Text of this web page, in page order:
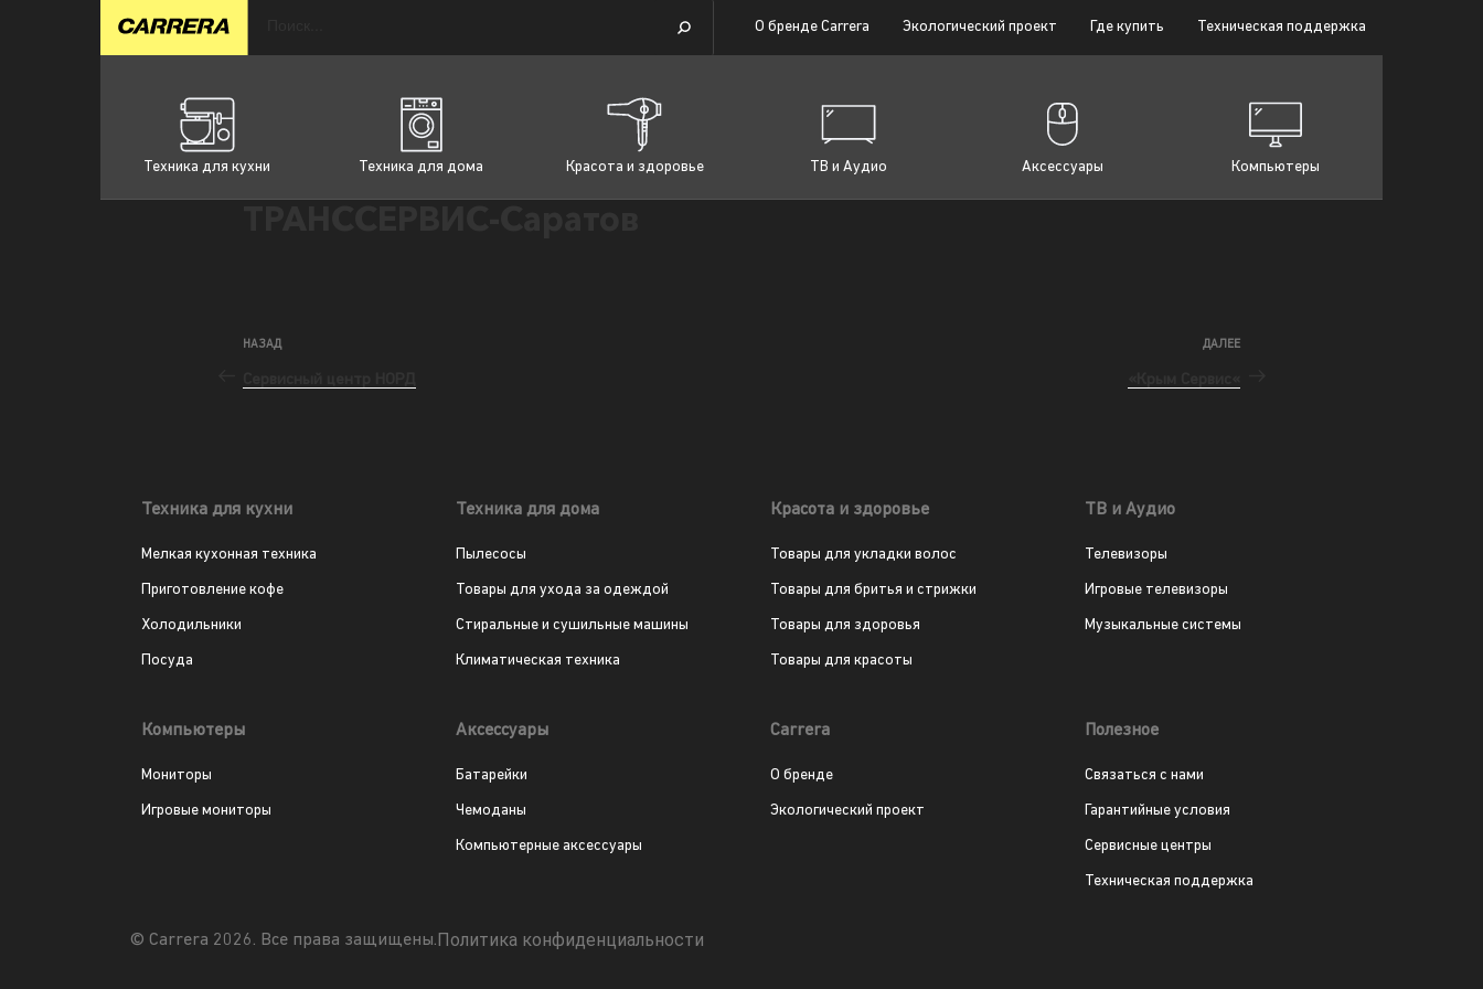
О бренде Carrera Экологический проект Где купить Техническая поддержка
Техника для кухни Техника для дома Красота и здоровье ТВ и Аудио Аксессуары Компьютеры
НАЗАД ДАЛЕЕ
Техника для кухни
Мелкая кухонная техника
Приготовление кофе
Холодильники
Посуда
Техника для дома
Пылесосы
Товары для ухода за одеждой
Стиральные и сушильные машины
Климатическая техника
Красота и здоровье
Товары для укладки волос
Товары для бритья и стрижки
Товары для здоровья
Товары для красоты
ТВ и Аудио
Телевизоры
Игровые телевизоры
Музыкальные системы
Компьютеры
Мониторы
Игровые мониторы
Аксессуары
Батарейки
Чемоданы
Компьютерные аксессуары
Carrera
О бренде
Экологический проект
Полезное
Связаться с нами
Гарантийные условия
Сервисные центры
Техническая поддержка
© Carrera 2026. Все права защищены.Политика конфиденциальности